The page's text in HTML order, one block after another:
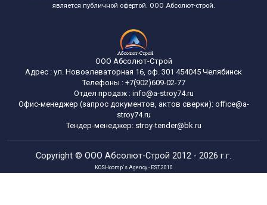
является публичной офертой. ООО Абсолют-строй.
ООО Абсолют-Строй
Адрес : ул. Новоэлеваторная 16, оф. 301 454045 Челябинск
Телефоны :+7(902)609-02-77
Отдел продаж : info@a-stroy74.ru
Офис-менеджер (запрос документов, актов сверки): office@a-
stroy74.ru
Тендер-менеджер: stroy-tender@bk.ru
Copyright © ООО Абсолют-Строй 2012 - 2026 г.г.
KOSHcomp`s Agency - EST.2010